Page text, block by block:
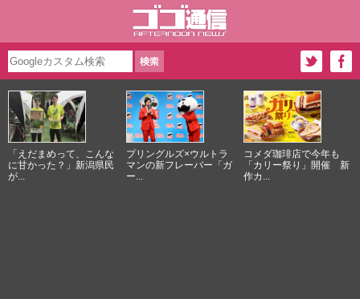
「えだまめって、こんな
に甘かった？」新潟県民
が...
プリングルズ×ウルトラ
マンの新フレーバー「ガ
ー...
コメダ珈琲店で今年も
「カリー祭り」開催 新
作カ...